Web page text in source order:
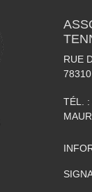
RUE
78310
TÉL. :